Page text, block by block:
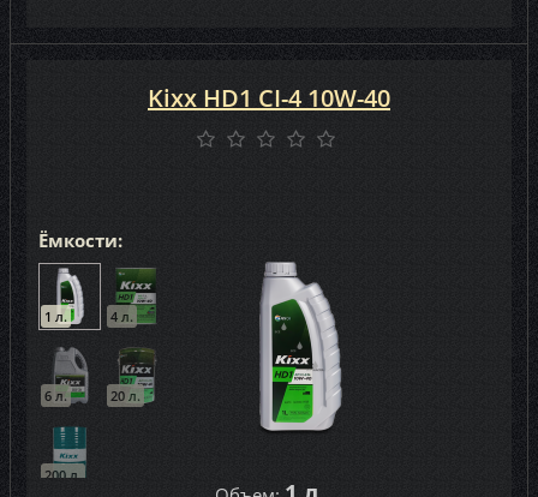
Ёмкости:
1 л. 4 л.
6 л. 20 л.
200 л.
Kixx HD1 CI-4 10W-40